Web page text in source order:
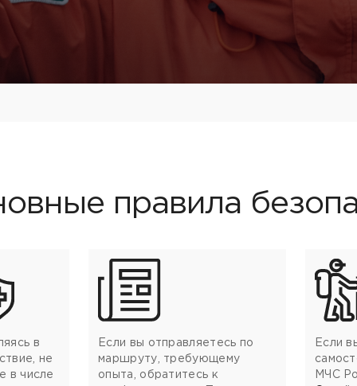
правила
в
не
в числе
Если вы отправляетесь по
маршруту, требующему
опыта, обратитесь к
Если
МЧС